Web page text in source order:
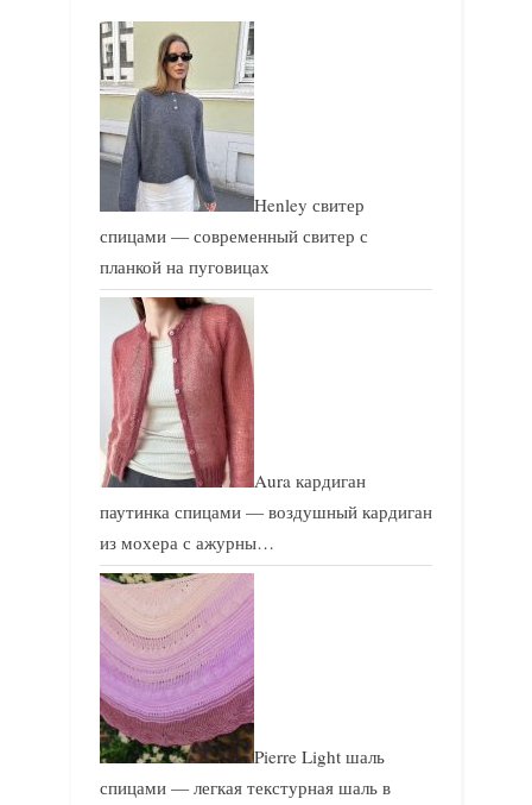
и
с
ь
:
Henley свитер
спицами — современный свитер с
планкой на пуговицах
Aura кардиган
паутинка спицами — воздушный кардиган
из мохера с ажурны…
Pierre Light шаль
спицами — легкая текстурная шаль в